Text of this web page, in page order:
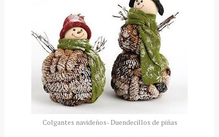
Colgantes navideños- Duendecillos de piñas